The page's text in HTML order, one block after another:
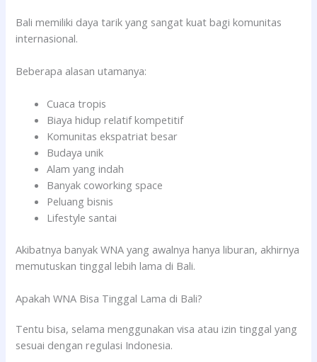
Bali memiliki daya tarik yang sangat kuat bagi komunitas
internasional.
Beberapa alasan utamanya:
Cuaca tropis
Biaya hidup relatif kompetitif
Komunitas ekspatriat besar
Budaya unik
Alam yang indah
Banyak coworking space
Peluang bisnis
Lifestyle santai
Akibatnya banyak WNA yang awalnya hanya liburan, akhirnya
memutuskan tinggal lebih lama di Bali.
Apakah WNA Bisa Tinggal Lama di Bali?
Tentu bisa, selama menggunakan visa atau izin tinggal yang
sesuai dengan regulasi Indonesia.